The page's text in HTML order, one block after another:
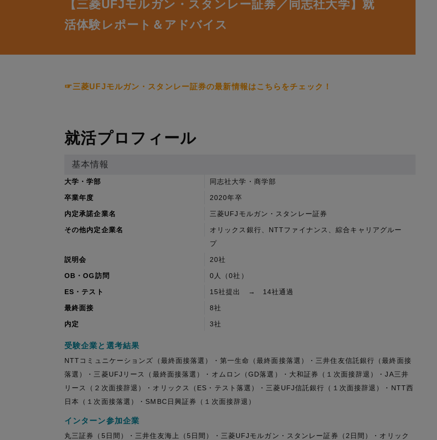
【三菱UFJモルガン・スタンレー証券／同志社大学】就
活体験レポート＆アドバイス
☞三菱UFJモルガン・スタンレー証券の最新情報はこちらをチェック！
就活プロフィール
基本情報
大学・学部 同志社大学・商学部
卒業年度 2020年卒
内定承諾企業名 三菱UFJモルガン・スタンレー証券
その他内定企業名
オリックス銀行、NTTファイナンス、綜合キャリアグルー
プ
説明会 20社
OB・OG訪問 0人（0社）
ES・テスト 15社提出 → 14社通過
最終面接 8社
内定 3社
受験企業と選考結果
NTTコミュニケーションズ（最終面接落選）・第一生命（最終面接落選）・三井住友信託銀行（最終面接
落選）・三菱UFJリース（最終面接落選）・オムロン（GD落選）・大和証券（１次面接辞退）・JA三井
リース（２次面接辞退）・オリックス（ES・テスト落選）・三菱UFJ信託銀行（１次面接辞退）・NTT西
日本（１次面接落選）・SMBC日興証券（１次面接辞退）
インターン参加企業
丸三証券（5日間）・三井住友海上（5日間）・三菱UFJモルガン・スタンレー証券（2日間）・オリック